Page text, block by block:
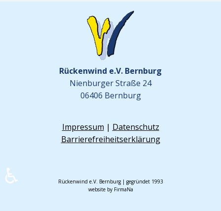
Rückenwind e.V. Bernburg
Nienburger Straße 24
06406 Bernburg
Impressum | Datenschutz
Barrierefreiheitserklärung
Rückenwind e.V. Bernburg | gegründet 1993
website by FirmaNa